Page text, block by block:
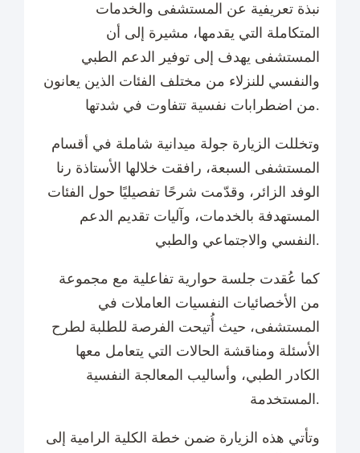
نبذة تعريفية عن المستشفى والخدمات
المتكاملة التي يقدمها، مشيرة إلى أن
المستشفى يهدف إلى توفير الدعم الطبي
والنفسي للنزلاء من مختلف الفئات الذين يعانون
من اضطرابات نفسية تتفاوت في شدتها.
وتخللت الزيارة جولة ميدانية شاملة في أقسام
المستشفى السبعة، رافقت خلالها الأستاذة رنا
الوفد الزائر، وقدّمت شرحًا تفصيليًا حول الفئات
المستهدفة بالخدمات، وآليات تقديم الدعم
النفسي والاجتماعي والطبي.
كما عُقدت جلسة حوارية تفاعلية مع مجموعة
من الأخصائيات النفسيات العاملات في
المستشفى، حيث أُتيحت الفرصة للطلبة لطرح
الأسئلة ومناقشة الحالات التي يتعامل معها
الكادر الطبي، وأساليب المعالجة النفسية
المستخدمة.
وتأتي هذه الزيارة ضمن خطة الكلية الرامية إلى